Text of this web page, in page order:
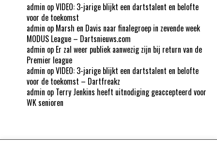
admin opVIDEO: 3-jarige blijkt een dartstalent en belofte
voor de toekomst
admin op Marsh en Davis naar finalegroep in zevende week
MODUS League – Dartsnieuws.com
admin op Er zal weer publiek aanwezig zijn bij return van de
Premier league
admin opVIDEO: 3-jarige blijkt een dartstalent en belofte
voor de toekomst – Dartfreakz
admin op Terry Jenkins heeft uitnodiging geaccepteerd voor
WK senioren